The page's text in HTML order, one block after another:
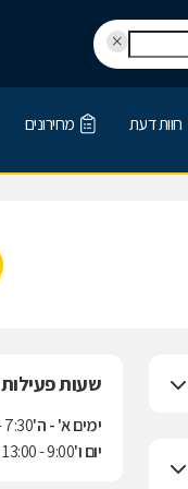
חוות דעת מחירונים
שעות פעילות
ימים א' - ה'7:30 - 19:30
יום ו'9:00 - 13:00